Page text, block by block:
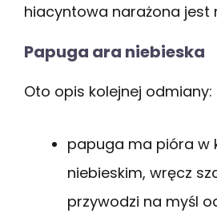
hiacyntowa narażona jest
Papuga ara niebieska
Oto opis kolejnej odmiany:
papuga ma pióra w
niebieskim, wręcz
przywodzi na myśl